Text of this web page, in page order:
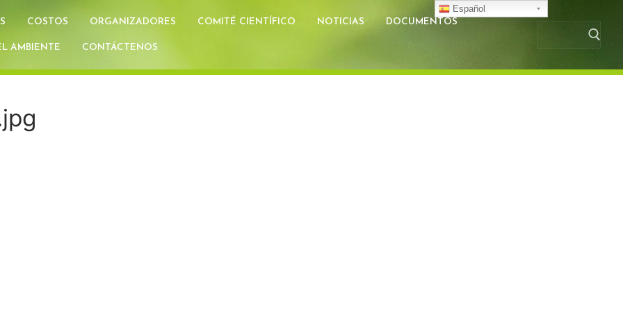
COSTOS ORGANIZADORES COMITÉ CIENTÍFICO NOTICIAS DOCUMENTOS
AMBIENTE CONTÁCTENOS
Español